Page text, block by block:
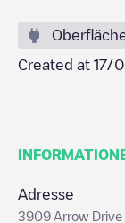
Created at 17/
Adresse
3909 Arrow Drive